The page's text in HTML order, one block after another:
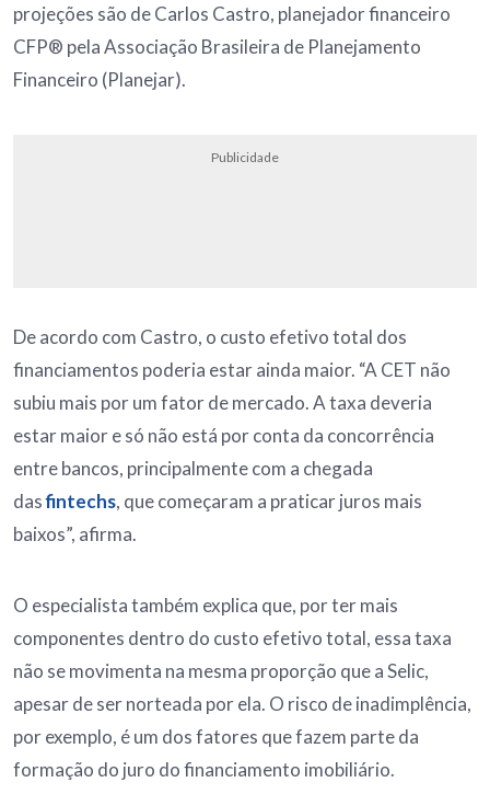
projeções são de Carlos Castro, planejador financeiro
CFP®️ pela Associação Brasileira de Planejamento
Financeiro (Planejar).
Publicidade
De acordo com Castro, o custo efetivo total dos
financiamentos poderia estar ainda maior. “A CET não
subiu mais por um fator de mercado. A taxa deveria
estar maior e só não está por conta da concorrência
entre bancos, principalmente com a chegada
dasfintechs, que começaram a praticar juros mais
baixos”, afirma.
O especialista também explica que, por ter mais
componentes dentro do custo efetivo total, essa taxa
não se movimenta na mesma proporção que a Selic,
apesar de ser norteada por ela. O risco de inadimplência,
por exemplo, é um dos fatores que fazem parte da
formação do juro do financiamento imobiliário.